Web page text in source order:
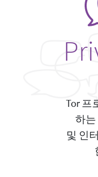
Tor 프
하는
및 인